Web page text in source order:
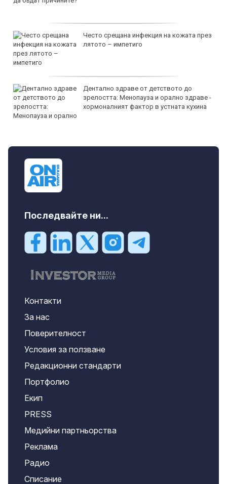
Често срещана инфекция на кожата през
лятото – импетиго
Дентално здраве от детството до
зрелостта: Менопауза и орално здраве -
хормоналният фактор в устната кухина
Последвайте ни...
Контакти
За нас
Поверителност
Условия за ползване
Редакционни стандарти
Портфолио
Екип
PRESS
Медийни партньорства
Реклама
Радио
Списание